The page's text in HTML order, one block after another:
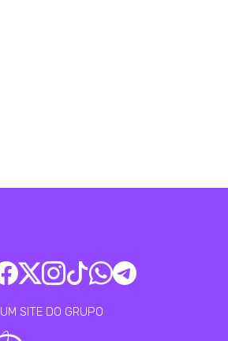
UM SITE DO GRUPO